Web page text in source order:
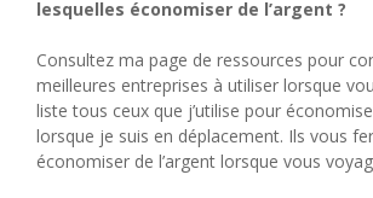
lesquelles économiser de l’argent ?
Consultez ma page de ressources pour
meilleures entreprises à utiliser lorsque
liste tous ceux que j’utilise pour
lorsque je suis en déplacement. Ils vous
économiser de l’argent lorsque vous